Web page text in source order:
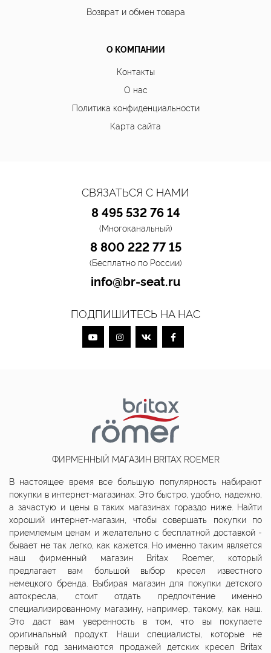
Возврат и обмен товара
О КОМПАНИИ
Контакты
О нас
Политика конфиденциальности
Карта сайта
СВЯЗАТЬСЯ С НАМИ
8 495 532 76 14
(Многоканальный)
8 800 222 77 15
(Бесплатно по России)
info@br-seat.ru
ПОДПИШИТЕСЬ НА НАС
ФИРМЕННЫЙ МАГАЗИН BRITAX ROEMER
В настоящее время все большую популярность набирают
покупки в интернет-магазинах. Это быстро, удобно, надежно,
а зачастую и цены в таких магазинах гораздо ниже. Найти
хороший интернет-магазин, чтобы совершать покупки по
приемлемым ценам и желательно с бесплатной доставкой -
бывает не так легко, как кажется. Но именно таким является
наш фирменный магазин Britax Roemer, который
предлагает вам большой выбор кресел известного
немецкого бренда. Выбирая магазин для покупки детского
автокресла, стоит отдать предпочтение именно
специализированному магазину, например, такому, как наш.
Это даст вам уверенность в том, что вы покупаете
оригинальный продукт. Наши специалисты, которые не
первый год занимаются продажей детских кресел Britax